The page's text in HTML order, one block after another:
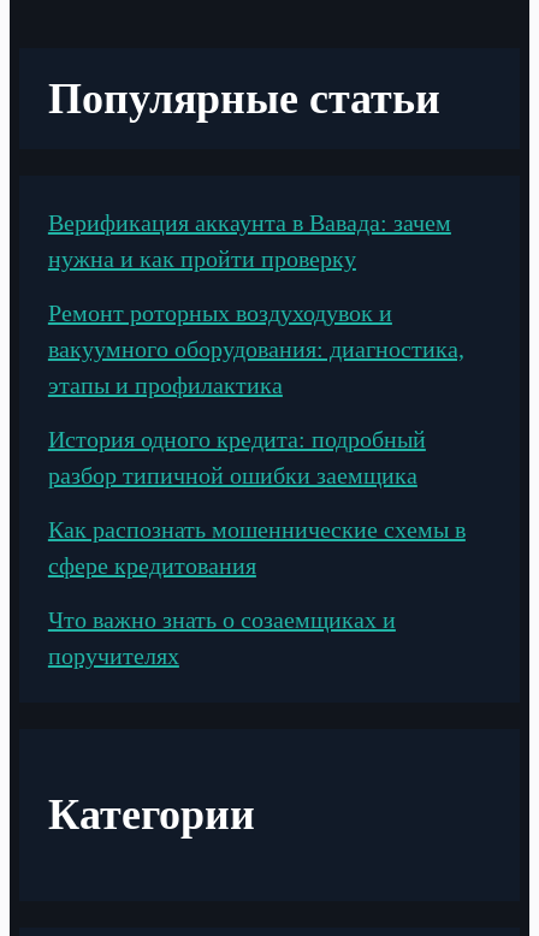
Популярные статьи
Верификация аккаунта в Вавада: зачем
нужна и как пройти проверку
Ремонт роторных воздуходувок и
вакуумного оборудования: диагностика,
этапы и профилактика
История одного кредита: подробный
разбор типичной ошибки заемщика
Как распознать мошеннические схемы в
сфере кредитования
Что важно знать о созаемщиках и
поручителях
Категории